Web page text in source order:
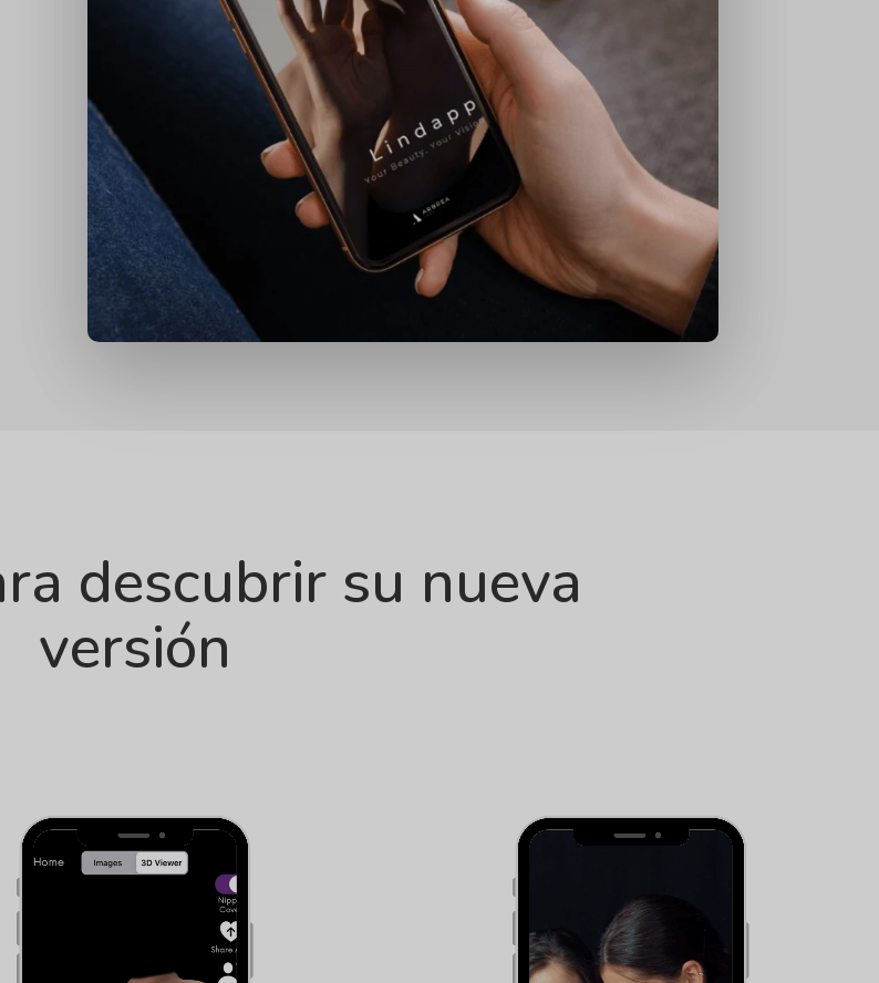
descubrir su nueva
versión